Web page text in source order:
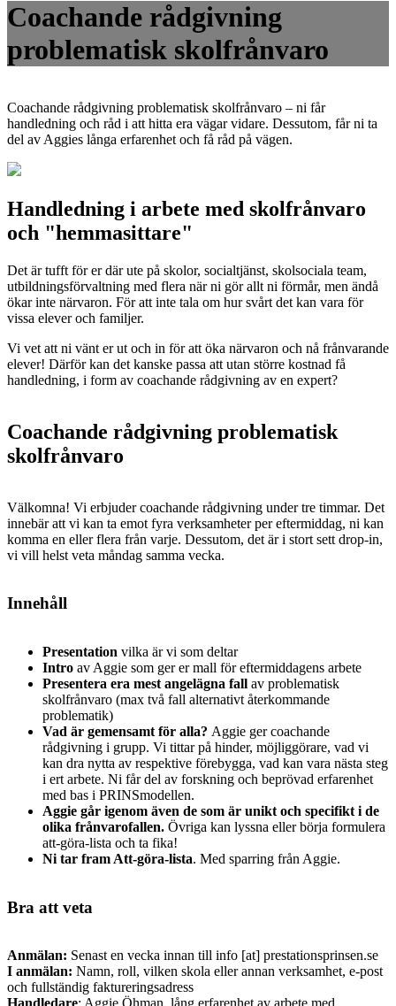
Coachande rådgivning
problematisk skolfrånvaro
Coachande rådgivning problematisk skolfrånvaro – ni får
handledning och råd i att hitta era vägar vidare. Dessutom, får ni ta
del av Aggies långa erfarenhet och få råd på vägen.
Handledning i arbete med skolfrånvaro
och "hemmasittare"
Det är tufft för er där ute på skolor, socialtjänst, skolsociala team,
utbildningsförvaltning med flera när ni gör allt ni förmår, men ändå
ökar inte närvaron. För att inte tala om hur svårt det kan vara för
vissa elever och familjer.
Vi vet att ni vänt er ut och in för att öka närvaron och nå frånvarande
elever! Därför kan det kanske passa att utan större kostnad få
handledning, i form av coachande rådgivning av en expert?
Coachande rådgivning problematisk
skolfrånvaro
Välkomna! Vi erbjuder coachande rådgivning under tre timmar. Det
innebär att vi kan ta emot fyra verksamheter per eftermiddag, ni kan
komma en eller flera från varje. Dessutom, det är i stort sett drop-in,
vi vill helst veta måndag samma vecka.
Innehåll
Presentation vilka är vi som deltar
Intro av Aggie som ger er mall för eftermiddagens arbete
Presentera era mest angelägna fall av problematisk
skolfrånvaro (max två fall alternativt återkommande
problematik)
Vad är gemensamt för alla? Aggie ger coachande
rådgivning i grupp. Vi tittar på hinder, möjliggörare, vad vi
kan dra nytta av respektive förebygga, vad kan vara nästa steg
i ert arbete. Ni får del av forskning och beprövad erfarenhet
med bas i PRINSmodellen.
Aggie går igenom även de som är unikt och specifikt i de
olika frånvarofallen. Övriga kan lyssna eller börja formulera
att-göra-lista och ta fika!
Ni tar fram Att-göra-lista. Med sparring från Aggie.
Bra att veta
Anmälan: Senast en vecka innan till info [at] prestationsprinsen.se
I anmälan: Namn, roll, vilken skola eller annan verksamhet, e-post
och fullständig faktureringsadress